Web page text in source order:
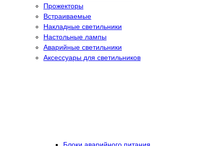
Прожекторы
Встраиваемые
Накладные светильники
Настольные лампы
Аварийные светильники
Аксессуары для светильников
Блоки аварийного питания